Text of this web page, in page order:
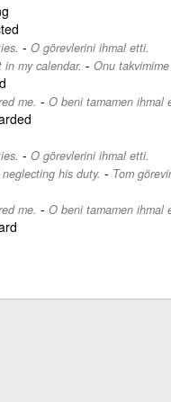
- O görevlerini ihmal etti.
my calendar. - Onu
me. - O beni tamamen ihmal
- O görevlerini ihmal etti.
his duty. - Tom
me. - O beni tamamen ihmal